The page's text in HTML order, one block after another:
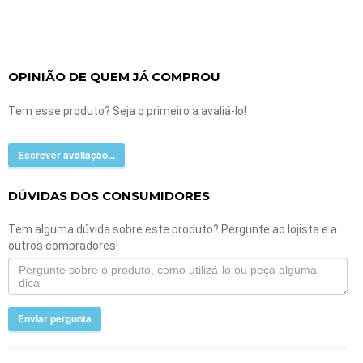
OPINIÃO DE QUEM JÁ COMPROU
Tem esse produto? Seja o primeiro a avaliá-lo!
Escrever avaliação...
DÚVIDAS DOS CONSUMIDORES
Tem alguma dúvida sobre este produto? Pergunte ao lojista e a
outros compradores!
Enviar pergunta